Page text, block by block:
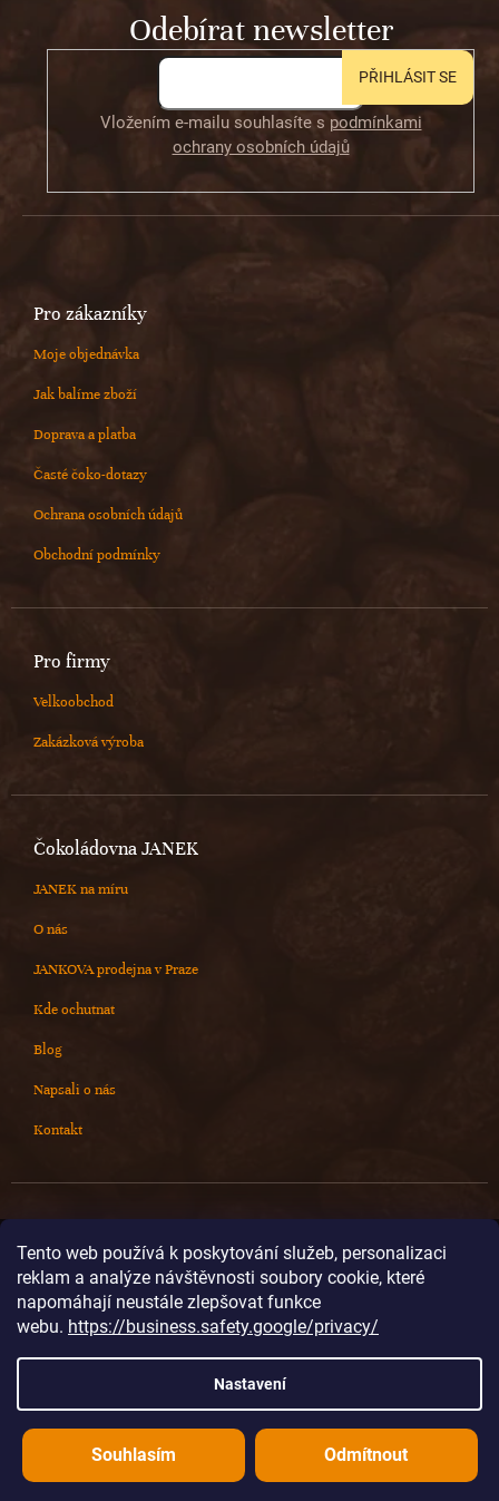
Tento web používá k poskytování služeb, personalizaci
reklam a analýze návštěvnosti soubory cookie, které
napomáhají neustále zlepšovat funkce
webu. https://business.safety.google/privacy/
Nastavení
Odmítnout
Souhlasím
Odebírat newsletter
Vložením e-mailu souhlasíte s podmínkami
ochrany osobních údajů
PŘIHLÁSIT SE
Pro zákazníky
Moje objednávka
Jak balíme zboží
Doprava a platba
Časté čoko-dotazy
Ochrana osobních údajů
Obchodní podmínky
Pro firmy
Velkoobchod
Zakázková výroba
Čokoládovna JANEK
JANEK na míru
O nás
JANKOVA prodejna v Praze
Kde ochutnat
Blog
Napsali o nás
Kontakt
info@cokoladovnajanek.cz
+420 778 716 678
@janek_chocolate
Vytvořil Shoptet
Copyright 2026Čokoládovna JANEK. Všechna práva vyhrazena.